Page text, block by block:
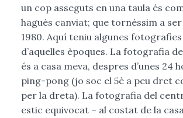
un cop asseguts en una taula és
hagués canviat; que tornéssim a ser
1980. Aquí teniu algunes
d’aquelles èpoques. La fotografia
és a casa meva, despres d’unes 24
ping-pong (jo soc el 5è a peu dret
per la dreta). La fotografia del
estic equivocat – al costat de la